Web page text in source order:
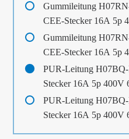
Gummileitung
CEE-Stecker 16A 5p
Gummileitung
CEE-Stecker 16A 5p
PUR-Leitung
Stecker 16A 5p 400V
PUR-Leitung
Stecker 16A 5p 400V